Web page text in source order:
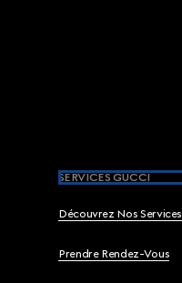
SERVICES GUCCI
Découvrez Nos Services
Prendre Rendez-Vous